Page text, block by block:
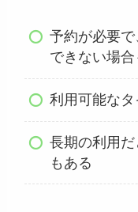
予約が必要
できない場合
利用可能な
長期の利用
もある